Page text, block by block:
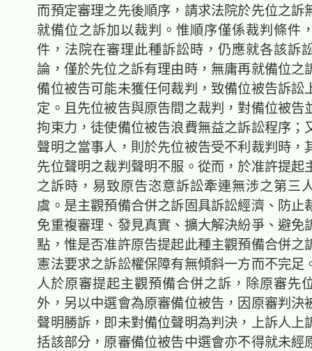
而預定審理之先後順序，請求法院於先位之訴
就備位之訴加以裁判。惟順序僅係裁判條件
件，法院在審理此種訴訟時，仍應就各該訴
論，僅於先位之訴有理由時，無庸再就備位之
備位被告可能未獲任何裁判，致備位被告訴訟
定。且先位被告與原告間之裁判，對備位被告
拘束力，徒使備位被告浪費無益之訴訟程序；
聲明之當事人，則於先位被告受不利裁判時，
先位聲明之裁判聲明不服。從而，於准許提起
之訴時，易致原告恣意訴訟牽連無涉之第三
虞。是主觀預備合併之訴固具訴訟經濟、防止
免重複審理、發見真實、擴大解決紛爭、避免
點，惟是否准許原告提起此種主觀預備合併之
憲法要求之訴訟權保障有無傾斜一方而不完足
人於原審提起主觀預備合併之訴，除原審先
外， 另以中選會為原審備位被告，因原審判決
聲明勝訴，即未對備位聲明為判決，上訴人上
括該部分，原審備位被告中選會亦不得就未經